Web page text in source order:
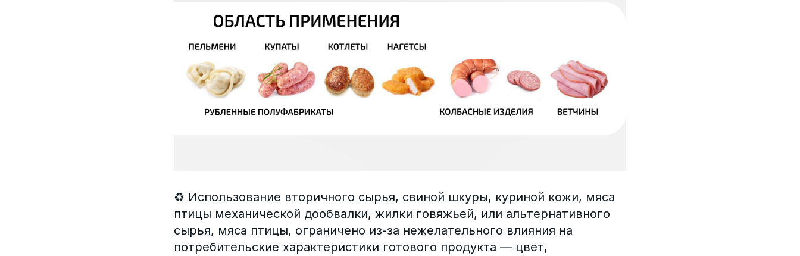
♻️ Использование вторичного сырья, свиной шкуры, куриной кожи, мяса
птицы механической дообвалки, жилки говяжьей, или альтернативного
сырья, мяса птицы, ограничено из-за нежелательного влияния на
потребительские характеристики готового продукта — цвет,